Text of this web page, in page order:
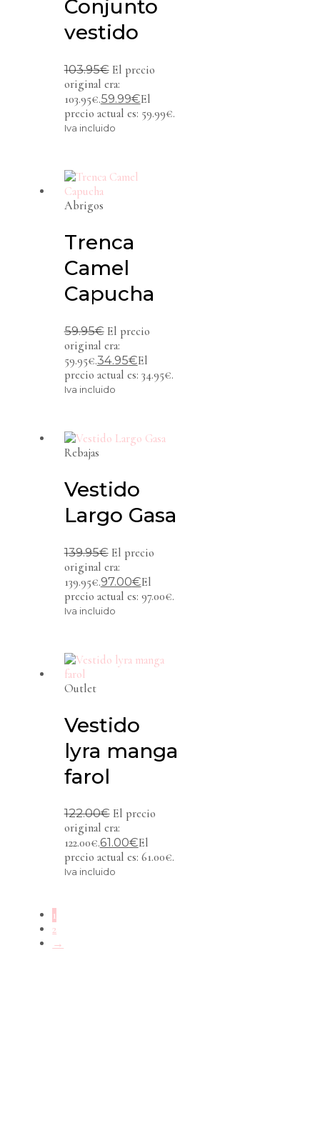
Conjunto
vestido
103.95€ El precio
original era:
103.95€.59.99€El
precio actual es: 59.99€.
Iva incluido
Abrigos
Trenca
Camel
Capucha
59.95€ El precio
original era:
59.95€.34.95€El
precio actual es: 34.95€.
Iva incluido
Rebajas
Vestido
Largo Gasa
139.95€ El precio
original era:
139.95€.97.00€El
precio actual es: 97.00€.
Iva incluido
Outlet
Vestido
lyra manga
farol
122.00€ El precio
original era:
122.00€.61.00€El
precio actual es: 61.00€.
Iva incluido
1
2
→